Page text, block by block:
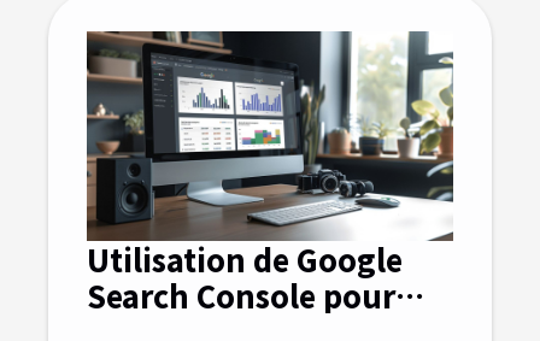
Utilisation de Google
Search Console pour